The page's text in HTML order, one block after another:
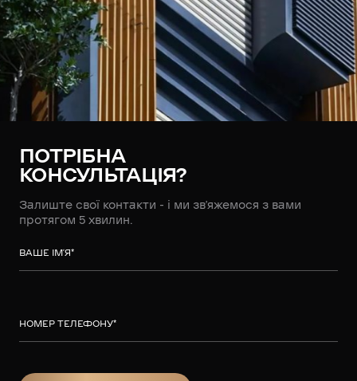
ПОТРІБНА
КОНСУЛЬТАЦІЯ?
Залиште свої контакти - і ми зв’яжемося з вами
протягом 5 хвилин.
ВАШЕ ІМ’Я*
НОМЕР ТЕЛЕФОНУ*